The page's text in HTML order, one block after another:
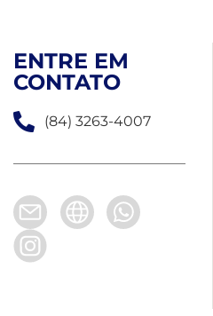
ENTRE EM
CONTATO
(84) 3263-4007